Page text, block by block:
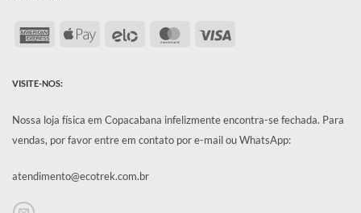
VISITE-NOS:
Nossa loja física em Copacabana infelizmente encontra-se fechada. Para
vendas, por favor entre em contato por e-mail ou WhatsApp:
atendimento@ecotrek.com.br
AmericanApple
MasterCard